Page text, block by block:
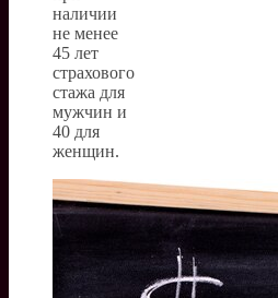
наличии
не менее
45 лет
страхового
стажа для
мужчин и
40 для
женщин.